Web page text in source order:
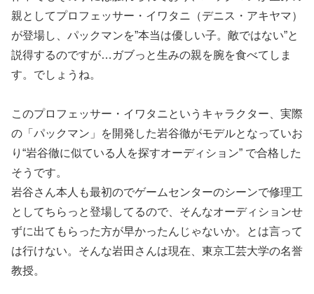
親としてプロフェッサー・イワタニ（デニス・アキヤマ）
が登場し、パックマンを”本当は優しい子。敵ではない”と
説得するのですが…ガブっと生みの親を腕を食べてしま
す。でしょうね。
このプロフェッサー・イワタニというキャラクター、実際
の「パックマン」を開発した岩谷徹がモデルとなっていお
り“岩谷徹に似ている人を探すオーディション” で合格した
そうです。
岩谷さん本人も最初のでゲームセンターのシーンで修理工
としてちらっと登場してるので、そんなオーディションせ
ずに出てもらった方が早かったんじゃないか。とは言って
は行けない。そんな岩田さんは現在、東京工芸大学の名誉
教授。